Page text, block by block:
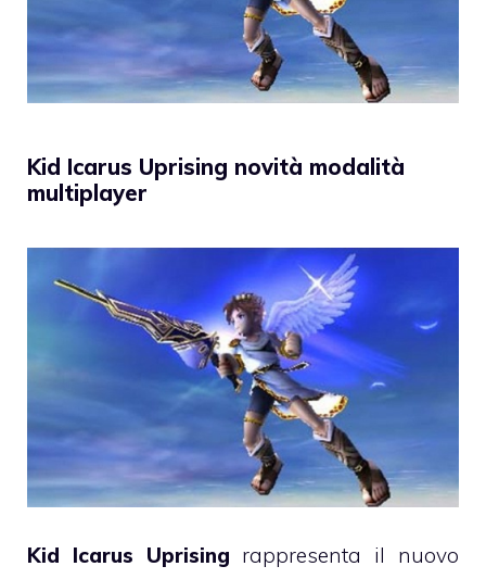
Kid Icarus Uprising novità modalità
multiplayer
Kid Icarus Uprising rappresenta il nuovo